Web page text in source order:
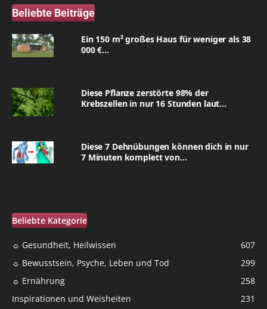
Beliebte Beiträge
Ein 150 m² großes Haus für weniger als 38
000 €...
Diese Pflanze zerstörte 98% der
Krebszellen in nur 16 Stunden laut...
Diese 7 Dehnübungen können dich in nur
7 Minuten komplett von...
Beliebte Kategorie
☼ Gesundheit, Heilwissen
607
☼ Bewusstsein, Psyche, Leben und Tod
299
☼ Ernährung
258
Inspirationen und Weisheiten
231